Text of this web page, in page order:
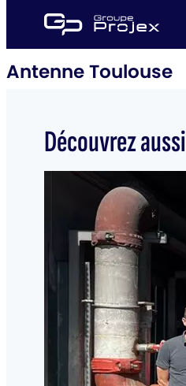
contenu
Antenne Toulouse
Découvrez aussi